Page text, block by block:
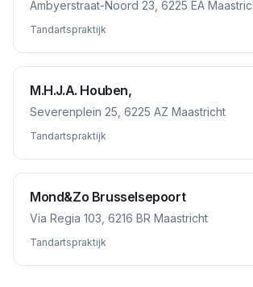
Ambyerstraat-Noord 23, 6225 EA
Tandartspraktijk
M.H.J.A. Houben,
Severenplein 25, 6225 AZ Maastricht
Tandartspraktijk
Mond&Zo Brusselsepoort
Via Regia 103, 6216 BR Maastricht
Tandartspraktijk